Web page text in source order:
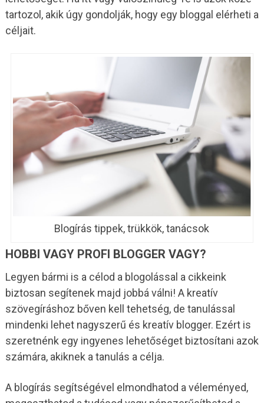
tartozol, akik úgy gondolják, hogy egy bloggal elérheti a
céljait.
Blogírás tippek, trükkök, tanácsok
HOBBI VAGY PROFI BLOGGER VAGY?
Legyen bármi is a célod a blogolással a cikkeink
biztosan segítenek majd jobbá válni! A kreatív
szövegíráshoz bőven kell tehetség, de tanulással
mindenki lehet nagyszerű és kreatív blogger. Ezért is
szeretnénk egy ingyenes lehetőséget biztosítani azok
számára, akiknek a tanulás a célja.
A blogírás segítségével elmondhatod a véleményed,